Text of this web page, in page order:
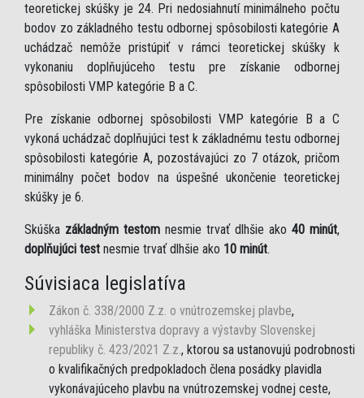
teoretickej skúšky je 24. Pri nedosiahnutí minimálneho počtu
bodov zo základného testu odbornej spôsobilosti kategórie A
uchádzač nemôže pristúpiť v rámci teoretickej skúšky k
vykonaniu doplňujúceho testu pre získanie odbornej
spôsobilosti VMP kategórie B a C.
Pre získanie odbornej spôsobilosti VMP kategórie B a C
vykoná uchádzač doplňujúci test k základnému testu odbornej
spôsobilosti kategórie A, pozostávajúci zo 7 otázok, pričom
minimálny počet bodov na úspešné ukončenie teoretickej
skúšky je 6.
Skúška základným testom nesmie trvať dlhšie ako 40 minút,
doplňujúci test nesmie trvať dlhšie ako 10 minút.
Súvisiaca legislatíva
Zákon č. 338/2000 Z.z. o vnútrozemskej plavbe,
vyhláška Ministerstva dopravy a výstavby Slovenskej
republiky č. 423/2021 Z.z., ktorou sa ustanovujú podrobnosti
o kvalifikačných predpokladoch člena posádky plavidla
vykonávajúceho plavbu na vnútrozemskej vodnej ceste,